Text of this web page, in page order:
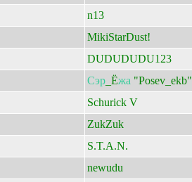
n13
MikiStarDust!
DUDUDUDU123
Сэр _Ёжа "Posev_ekb"
Schurick V
ZukZuk
S.T.A.N.
newudu